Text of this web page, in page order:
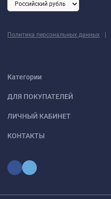
Политика персональных данных |
Категории
ДЛЯ ПОКУПАТЕЛЕЙ
ЛИЧНЫЙ КАБИНЕТ
КОНТАКТЫ